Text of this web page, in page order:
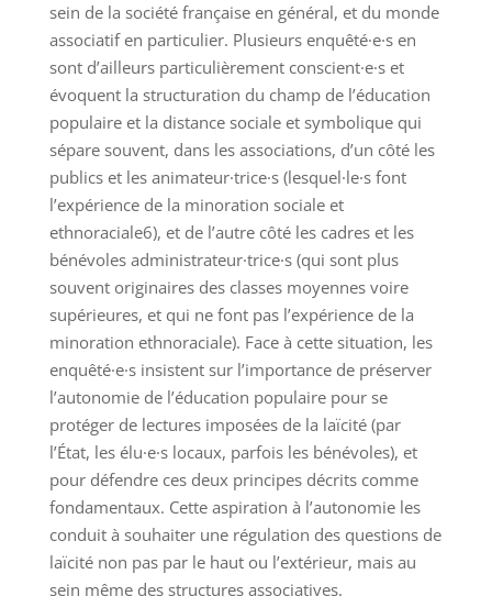
sein de la société française en général, et du monde
associatif en particulier. Plusieurs enquêté·e·s en
sont d’ailleurs particulièrement conscient·e·s et
évoquent la structuration du champ de l’éducation
populaire et la distance sociale et symbolique qui
sépare souvent, dans les associations, d’un côté les
publics et les animateur·trice·s (lesquel·le·s font
l’expérience de la minoration sociale et
ethnoraciale6), et de l’autre côté les cadres et les
bénévoles administrateur·trice·s (qui sont plus
souvent originaires des classes moyennes voire
supérieures, et qui ne font pas l’expérience de la
minoration ethnoraciale). Face à cette situation, les
enquêté·e·s insistent sur l’importance de préserver
l’autonomie de l’éducation populaire pour se
protéger de lectures imposées de la laïcité (par
l’État, les élu·e·s locaux, parfois les bénévoles), et
pour défendre ces deux principes décrits comme
fondamentaux. Cette aspiration à l’autonomie les
conduit à souhaiter une régulation des questions de
laïcité non pas par le haut ou l’extérieur, mais au
sein même des structures associatives.